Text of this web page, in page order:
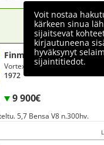
Voit nostaa
kärkeen sinua
sijaitsevat
kirjautuneena
hyväksynyt
sijaintitiedot.
Nosta
Finmar Commodore
9 900€
Vortex 300 Hp 2014
1972
5,7 Bensa V8 n.300hv.